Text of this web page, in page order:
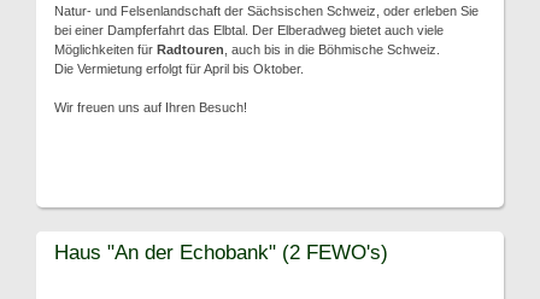
Natur- und Felsenlandschaft der Sächsischen Schweiz, oder erleben Sie
bei einer Dampferfahrt das Elbtal. Der Elberadweg bietet auch viele
Möglichkeiten für Radtouren , auch bis in die Böhmische Schweiz.
Die Vermietung erfolgt für April bis Oktober.
Wir freuen uns auf Ihren Besuch!
Haus "An der Echobank" (2 FEWO's)